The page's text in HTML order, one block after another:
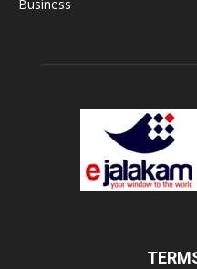
Business